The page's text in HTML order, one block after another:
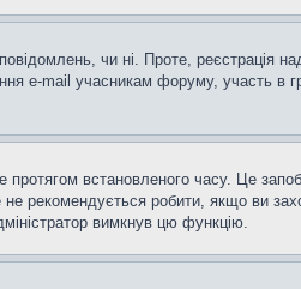
чи ні. Проте, реєстрація
e-mail учасникам форуму, участь в
встановленого часу. Це
не рекомендується робити, якщо ви
вимкнув цю функцію.